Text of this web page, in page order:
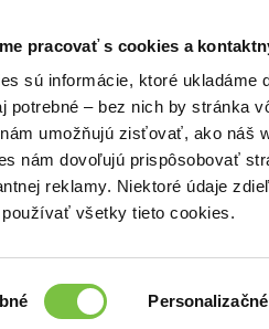
pracovať s cookies a
sú informácie, ktoré ukladáme
potrebné – bez nich by stránka
umožňujú zisťovať, ako náš
nám dovoľujú prispôsobovať
reklamy. Niektoré údaje
používať všetky tieto cookies.
Personalizačné
chan v cudzom
Našli sme